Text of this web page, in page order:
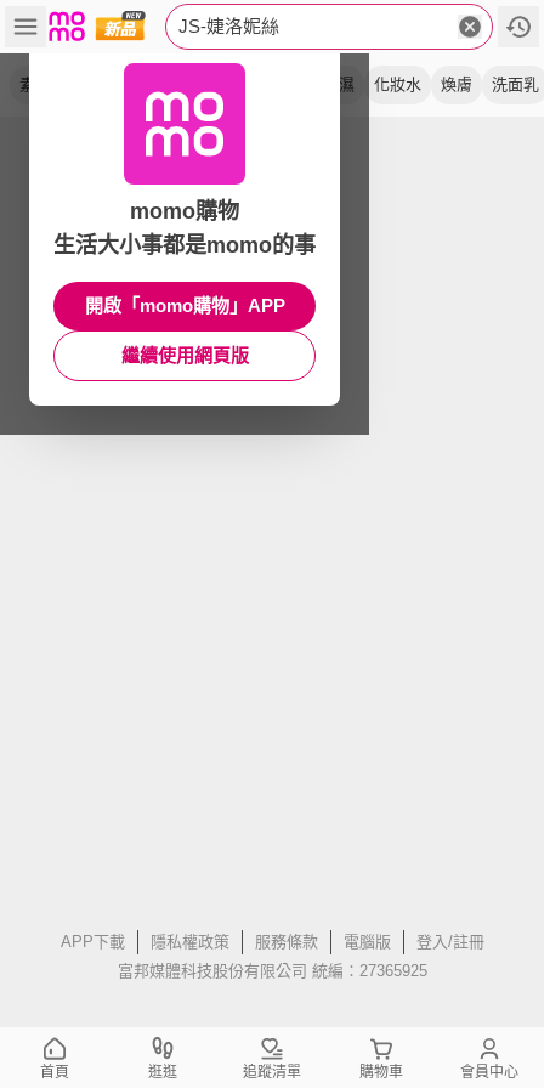
JS-婕洛妮絲
素顏霜 保濕 化妝水 煥膚 洗面乳
APP下載 隱私權政策 服務條款 電腦版
登入/註冊
富邦媒體科技股份有限公司 統編：27365925
momo購物
生活大小事都是momo的事
開啟「momo購物」APP
繼續使用網頁版
首頁 逛逛 追蹤清單 購物車 會員中心